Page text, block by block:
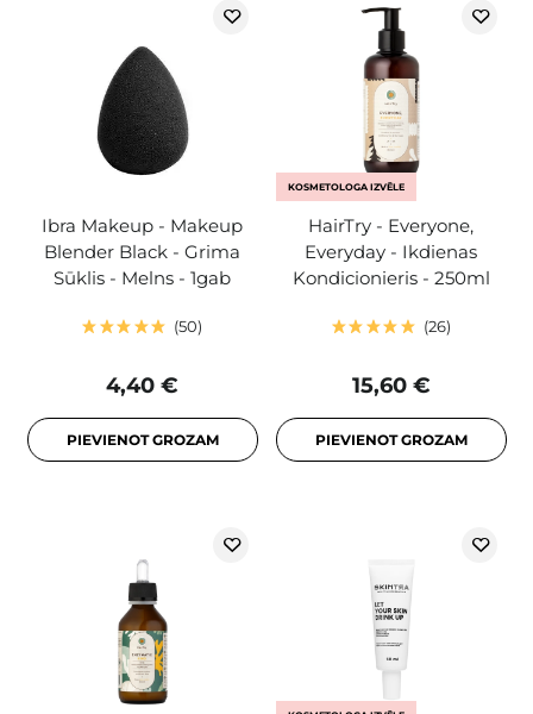
Ibra Makeup - Makeup
Blender Black - Grima
Sūklis - Melns - 1gab
50
4,40 €
PIEVIENOT GROZAM
KOSMETOLOGA IZVĒLE
HairTry - Everyone,
Everyday - Ikdienas
Kondicionieris - 250ml
26
15,60 €
PIEVIENOT GROZAM